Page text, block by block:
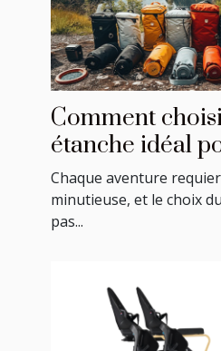
Comment
étanche idéal
activité ?
Chaque aventure
minutieuse, et le choix
pas...